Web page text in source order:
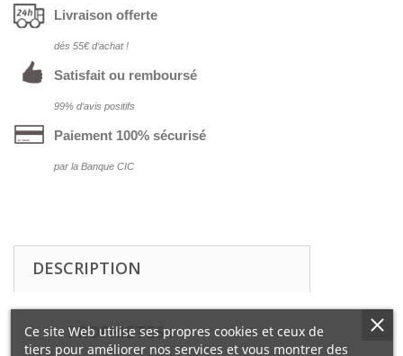
Livraison offerte
dés 55€ d‘achat !
Satisfait ou remboursé
99% d‘avis positifs
Paiement 100% sécurisé
par la Banque CIC
DESCRIPTION
PROPRIETES :
Ce site Web utilise ses propres cookies et ceux de
tiers pour améliorer nos services et vous montrer des